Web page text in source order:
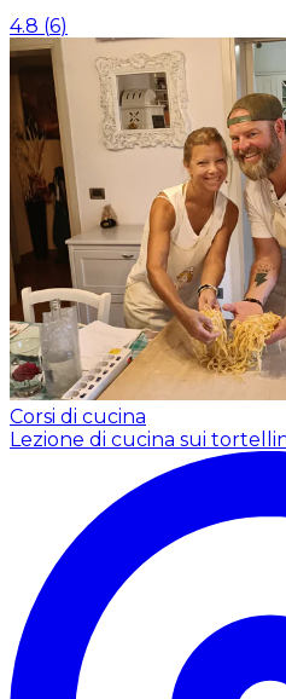
4.8 (6)
Corsi di cucina
Lezione di cucina sui